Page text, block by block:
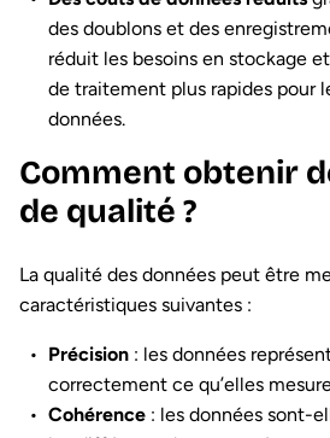
des doublons et des
réduit les besoins en stockage
de traitement plus rapides pour
données.
Comment obtenir
de qualité ?
La qualité des données peut être
caractéristiques suivantes :
Précision : les données
correctement ce qu’elles
Cohérence : les données sont-